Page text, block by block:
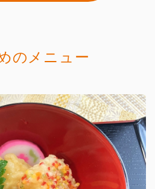
のメニュー